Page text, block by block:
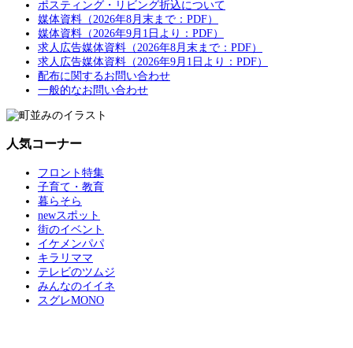
ポスティング・リビング折込について
媒体資料（2026年8月末まで：PDF）
媒体資料（2026年9月1日より：PDF）
求人広告媒体資料（2026年8月末まで：PDF）
求人広告媒体資料（2026年9月1日より：PDF）
配布に関するお問い合わせ
一般的なお問い合わせ
人気コーナー
フロント特集
子育て・教育
暮らそら
newスポット
街のイベント
イケメンパパ
キラリママ
テレビのツムジ
みんなのイイネ
スグレMONO